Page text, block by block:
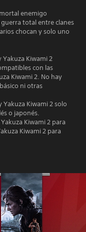
enemigo
total entre clanes
chocan y solo uno
Yakuza Kiwami 2
con las
Kiwami 2. No hay
ni otras
Yakuza Kiwami 2 solo
o japonés.
Kiwami 2 para
Kiwami 2 para